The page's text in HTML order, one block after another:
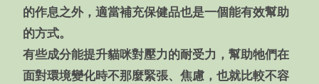
的作息之外，適當補充保健品也是一個能有效幫助
的方式。
有些成分能提升貓咪對壓力的耐受力，幫助牠們在
面對環境變化時不那麼緊張、焦慮，也就比較不容